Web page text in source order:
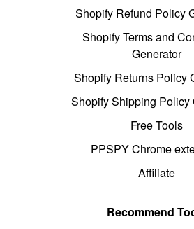
Shopify Refund Policy
Shopify Terms and
Generator
Shopify Returns Policy
Shopify Shipping Policy
Free Tools
PPSPY Chrome
Affiliate
Recommend